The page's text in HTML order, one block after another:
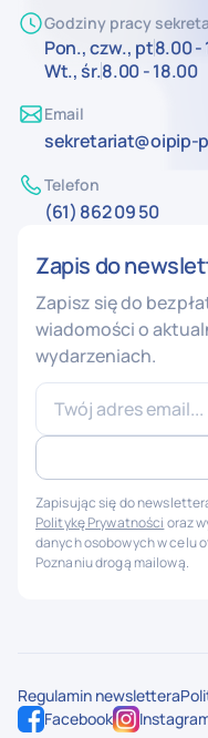
Godziny pracy
Pon., czw., pt8.00 -
Wt., śr.8.00 - 18.00
Email
sekretariat@oipip-
Telefon
(61) 862 09 50
Zapis do
Zapisz się do
wiadomości o
wydarzeniach.
Zapisując się do
Politykę Prywatności oraz
danych osobowych w celu
Poznaniu drogą mailową.
Facebook
Regulamin newslettera